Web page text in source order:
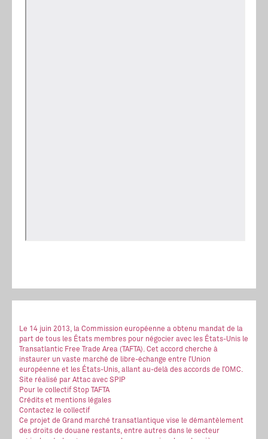
Le 14 juin 2013, la Commission européenne a obtenu mandat de la
part de tous les États membres pour négocier avec les États-Unis le
Transatlantic Free Trade Area (TAFTA). Cet accord cherche à
instaurer un vaste marché de libre-échange entre l’Union
européenne et les États-Unis, allant au-delà des accords de l’OMC.
Site réalisé par Attac avec SPIP
Pour le collectif Stop TAFTA
Crédits et mentions légales
Contactez le collectif
Ce projet de Grand marché transatlantique vise le démantèlement
des droits de douane restants, entre autres dans le secteur